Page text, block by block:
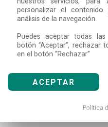
personalizar el contenido
análisis de la navegación.
Puedes aceptar todas
botón “Aceptar”, rechazar
en el botón “Rechazar”
ACEPTAR
Política